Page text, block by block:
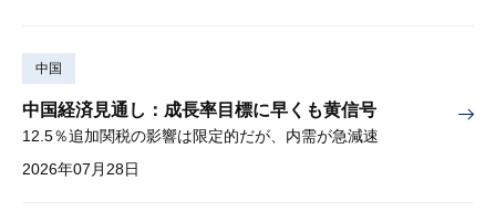
中国
中国経済見通し：成長率目標に早くも黄信号
12.5％追加関税の影響は限定的だが、内需が急減速
2026年07月28日